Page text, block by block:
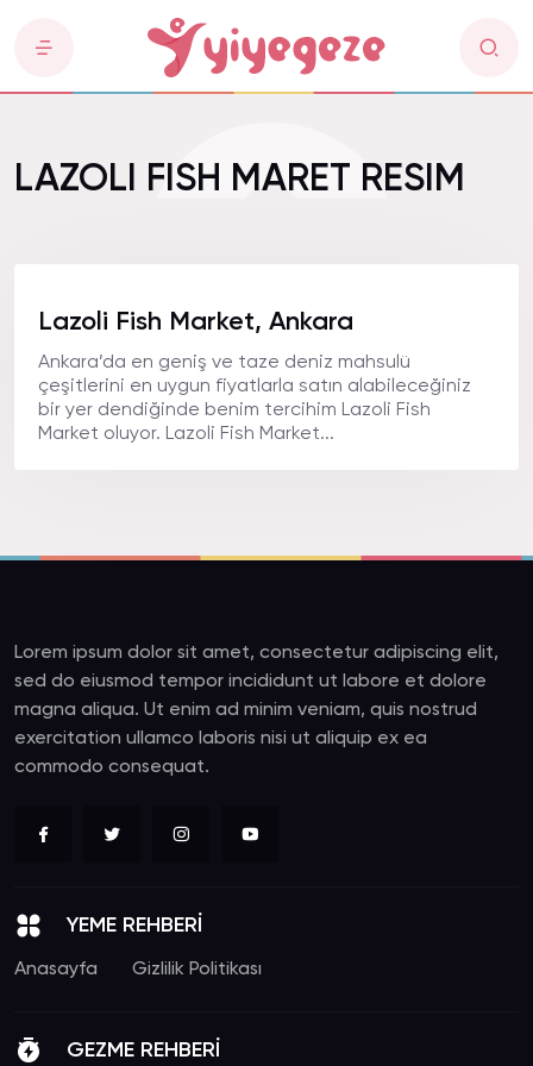
LAZOLI FISH MARET RESIM
Lazoli Fish Market, Ankara
Ankara’da en geniş ve taze deniz mahsulü
çeşitlerini en uygun fiyatlarla satın alabileceğiniz
bir yer dendiğinde benim tercihim Lazoli Fish
Market oluyor. Lazoli Fish Market...
Lorem ipsum dolor sit amet, consectetur adipiscing elit,
sed do eiusmod tempor incididunt ut labore et dolore
magna aliqua. Ut enim ad minim veniam, quis nostrud
exercitation ullamco laboris nisi ut aliquip ex ea
commodo consequat.
YEME REHBERİ
Anasayfa Gizlilik Politikası
GEZME REHBERİ